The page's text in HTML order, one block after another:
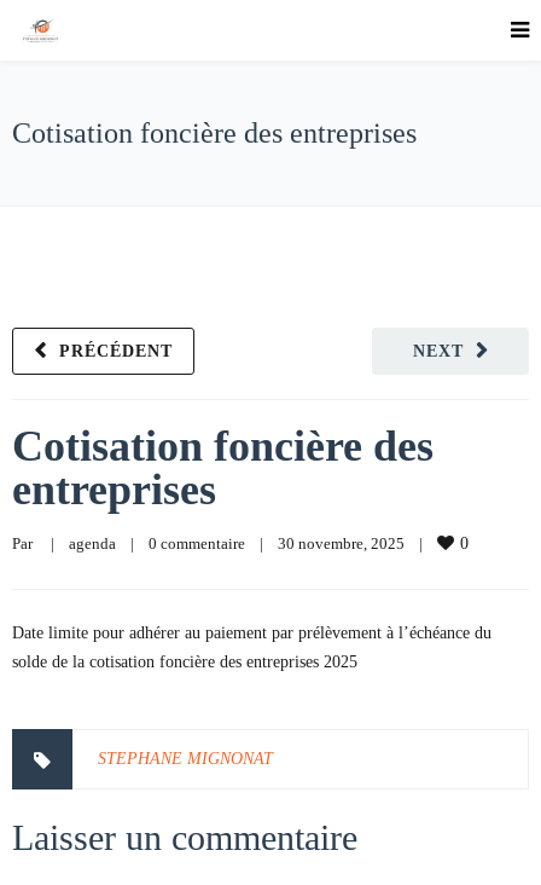
Cotisation foncière des entreprises
NEXT
PRÉCÉDENT
Cotisation foncière des
entreprises
Par | agenda | 0 commentaire | 30 novembre, 2025 | 0
Date limite pour adhérer au paiement par prélèvement à l’échéance du
solde de la cotisation foncière des entreprises 2025
STEPHANE MIGNONAT
Laisser un commentaire